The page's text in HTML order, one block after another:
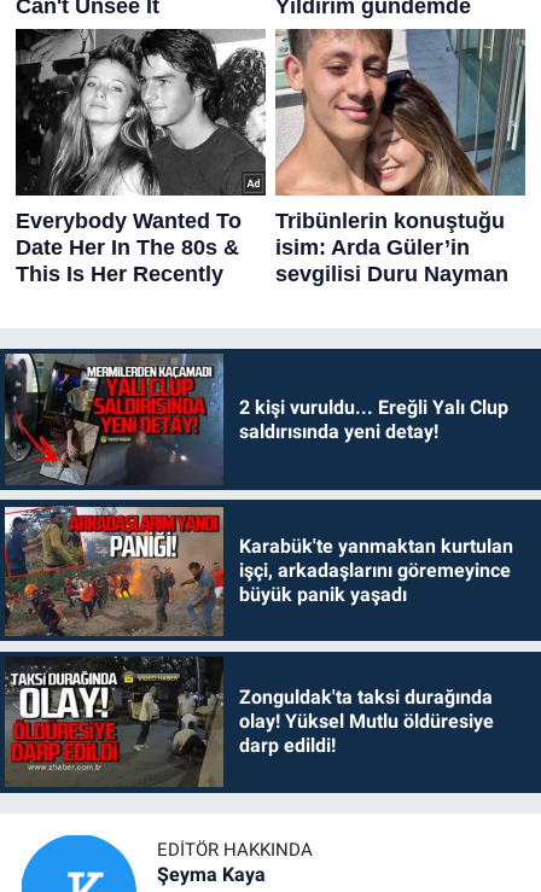
2 kişi vuruldu... Ereğli Yalı Clup
saldırısında yeni detay!
Karabük'te yanmaktan kurtulan
işçi, arkadaşlarını göremeyince
büyük panik yaşadı
Zonguldak'ta taksi durağında
olay! Yüksel Mutlu öldüresiye
darp edildi!
EDITÖR HAKKINDA
Şeyma Kaya